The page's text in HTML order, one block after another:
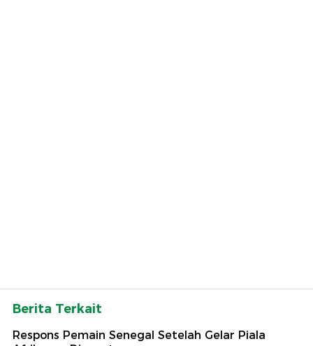
Berita Terkait
Respons Pemain Senegal Setelah Gelar Piala